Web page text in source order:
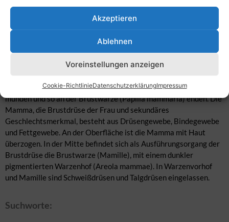
Akzeptieren
Ablehnen
Voreinstellungen anzeigen
Cookie-RichtlinieDatenschutzerklärungImpressum
Beschreibung
Lokalisation Brustkrebs (Mammakarzinom) der weiblichen Brust
(Mamma, Brustdrüse, Busen) mit Lymphgefäßen und
Lymphknoten durchscheinend dargestellt. Die Brustdrüse ist in
ihrem Inneren läppchenartig unterteilten, mit Drüsen-Bereichen
lactiferus), die im Milchausführungsgang (Ductus lactiferi)
münden und so an der Brustwarze (Papilla mammaria) enden. Die
Mamma, die Brustdrüse der Frau und sekundäres
Geschlechtsmerkmal, besteht aus Drüsengewebe, Bindegewebe
und Fettgewebe. An der Oberfläche ist die Mamma mit Haut
überzogen. In der Mitte befindet sich als Ausführungsorgang der
Brustdrüse die Brustwarze (Mamille), mit einem dunkler
pigmentierten Warzenhof (Areola mammae). In Warzenvorhof
und Mamille sind Schweißdrüsen und Talgdrüsen eingelassen.
Suchworte: